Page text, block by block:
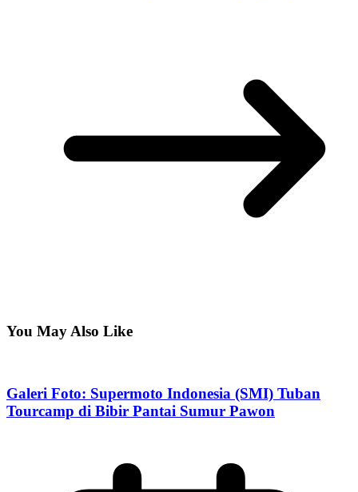
You May Also Like
Galeri Foto: Supermoto Indonesia (SMI) Tuban
Tourcamp di Bibir Pantai Sumur Pawon